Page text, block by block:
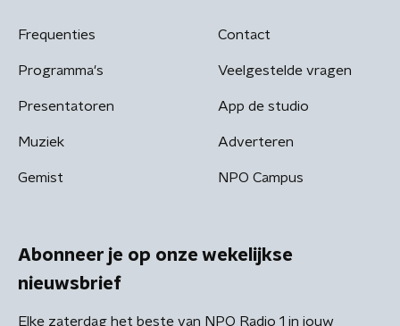
Frequenties
Programma's
Presentatoren
Muziek
Gemist
Contact
Veelgestelde vragen
App de studio
Adverteren
NPO Campus
Abonneer je op onze wekelijkse
nieuwsbrief
Elke zaterdag het beste van NPO Radio 1 in jouw